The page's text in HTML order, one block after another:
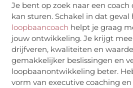
Je bent op zoek naar een
kan sturen. Schakel in dat geval
loopbaancoach helpt je graag
jouw ontwikkeling. Je krijgt
drijfveren, kwaliteiten en
gemakkelijker beslissingen en
loopbaanontwikkeling beter.
vorm van executive coaching